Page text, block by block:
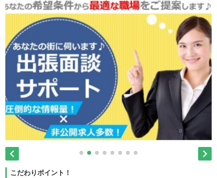
 
こだわりポイント！